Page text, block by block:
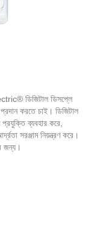
ডিজিটাল ডিসপ্লে
প্রদান করতে চাই। ডিজিটাল
প্রযুক্তি ব্যবহার করে,
সরঞ্জাম নিয়ন্ত্রণ করে।
জন্য।